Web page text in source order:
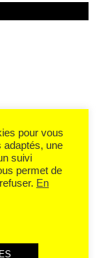
pour vous
adaptés, une
suivi
permet de
En